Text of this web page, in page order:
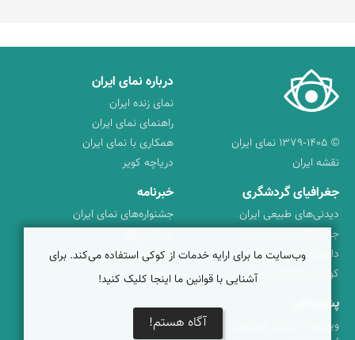
© ۱۳۷۹-۱۴۰۵ نمای ایران
نقشه ایران
درباره نمای ایران
نمای زنده ایران
راهنمای نمای ایران
همکاری با نمای ایران
دریاچه کویر
جغرافیای گردشگری
دیدنی‌های طبیعی ایران
جاذبه‌های تاریخی ایران
دانستنی‌های فرهنگی
کوه‌ها و قله‌های ایران
خبرنامه
جشنواره‌های نمای ایران
محتوای آموزشی
پیکمی
پشتیبانان
ویراویر™ راهکار هوشمند
وب‌سایت ما برای ارایه خدمات از کوکی استفاده می‌کند. برای
آشنایی با قوانین ما اینجا کلیک کنید!
آگاه هستم!